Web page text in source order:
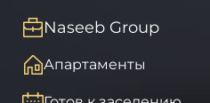
Naseeb Group
Апартаменты